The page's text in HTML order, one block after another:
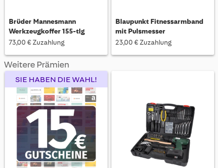
Brüder Mannesmann
Werkzeugkoffer 155-tlg
73,00 € Zuzahlung
Blaupunkt Fitnessarmband
mit Pulsmesser
23,00 € Zuzahlung
Weitere Prämien
SIE HABEN DIE WAHL!